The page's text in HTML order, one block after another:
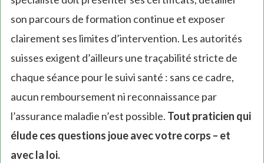
son parcours de formation continue et exposer
clairement ses limites d’intervention. Les autorités
suisses exigent d’ailleurs une traçabilité stricte de
chaque séance pour le suivi santé : sans ce cadre,
aucun remboursement ni reconnaissance par
l’assurance maladie n’est possible. Tout praticien qui
élude ces questions joue avec votre corps – et
avec la loi.